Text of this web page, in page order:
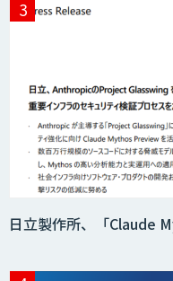
応対
Log
コン
ス「
日立製作所、「Claude